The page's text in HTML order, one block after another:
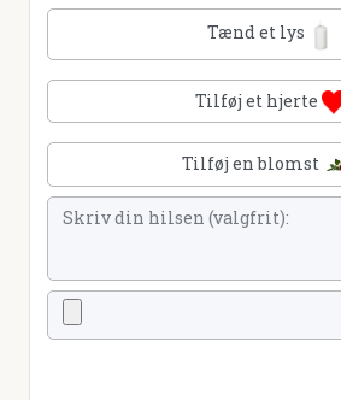
Tænd et lys
Tilføj et hjerte
Tilføj en blomst